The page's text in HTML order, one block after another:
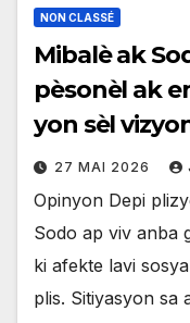
NON CLASSÉ
Mibalè ak
pèsonèl ak
yon sèl
27 MAI 2026
Opinyon Depi
Sodo ap viv anba
ki afekte lavi
plis. Sitiyasyon sa